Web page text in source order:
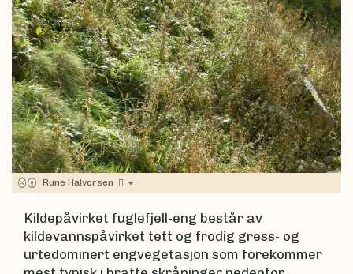
| Rune Halvorsen
Kildepåvirket fuglefjell-eng består av
kildevannspåvirket tett og frodig gress- og
urtedominert engvegetasjon som forekommer